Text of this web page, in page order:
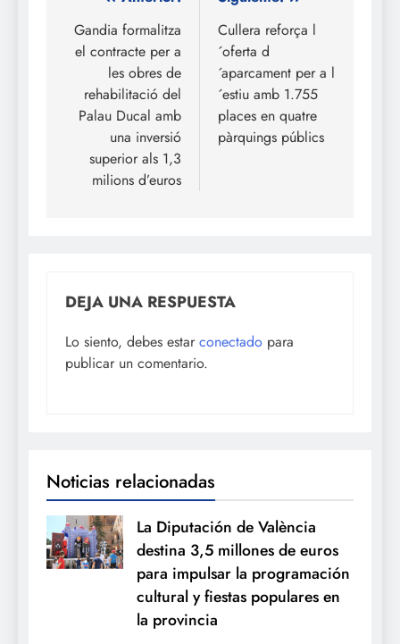
de
entradas
Gandia formalitza
el contracte per a
les obres de
rehabilitació del
Palau Ducal amb
una inversió
superior als 1,3
milions d’euros
Cullera reforça l
´oferta d
´aparcament per a l
´estiu amb 1.755
places en quatre
pàrquings públics
DEJA UNA RESPUESTA
Lo siento, debes estar conectado para
publicar un comentario.
Noticias relacionadas
La Diputación de València
destina 3,5 millones de euros
para impulsar la programación
cultural y fiestas populares en
la provincia